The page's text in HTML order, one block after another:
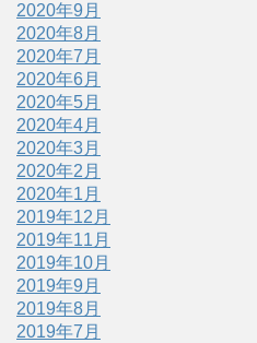
2020年9月
2020年8月
2020年7月
2020年6月
2020年5月
2020年4月
2020年3月
2020年2月
2020年1月
2019年12月
2019年11月
2019年10月
2019年9月
2019年8月
2019年7月